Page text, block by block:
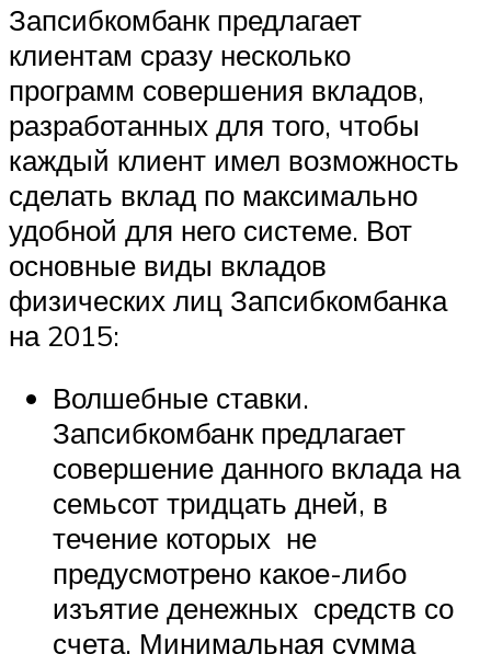
Запсибкомбанк предлагает
клиентам сразу несколько
программ совершения вкладов,
разработанных для того, чтобы
каждый клиент имел возможность
сделать вклад по максимально
удобной для него системе. Вот
основные виды вкладов
физических лиц Запсибкомбанка
на 2015:
Волшебные ставки.
Запсибкомбанк предлагает
совершение данного вклада на
семьсот тридцать дней, в
течение которых не
предусмотрено какое-либо
изъятие денежных средств со
счета. Минимальная сумма